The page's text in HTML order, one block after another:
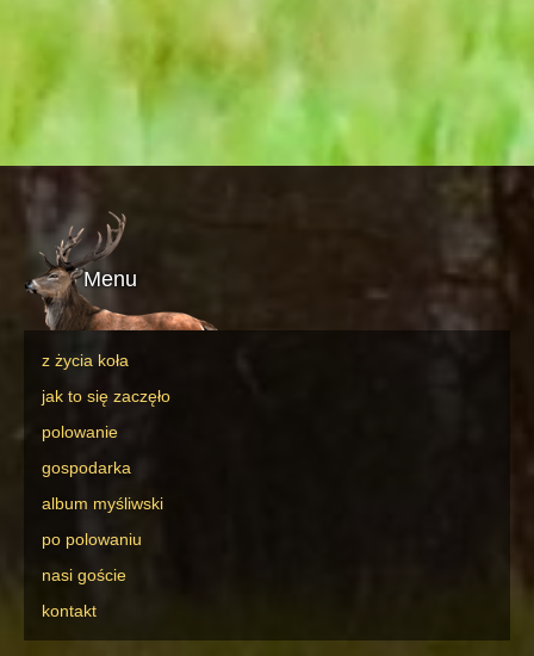
Menu
z życia koła
jak to się zaczęło
polowanie
gospodarka
album myśliwski
po polowaniu
nasi goście
kontakt